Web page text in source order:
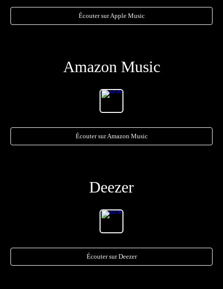
Écouter sur Apple Music
Amazon Music
Écouter sur Amazon Music
Deezer
Écouter sur Deezer